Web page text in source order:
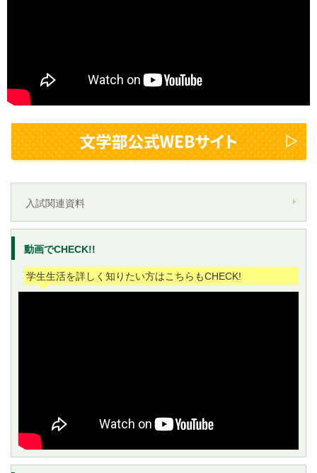
入試関連資料
動画でCHECK!!
学生生活を詳しく知りたい方はこちらもCHECK!